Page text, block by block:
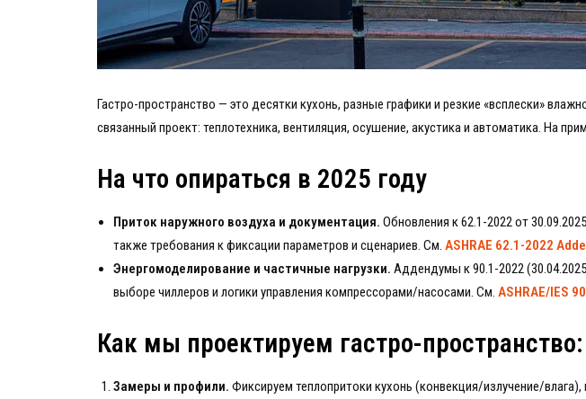
Гастро-пространство — это десятки кухонь, разные графики и резкие «всплески»
связанный проект: теплотехника, вентиляция, осушение, акустика и автоматика. На
На что опираться в 2025 году
Приток наружного воздуха и документация. Обновления к 62.1-2022 от
также требования к фиксации параметров и сценариев. См. ASHRAE 62.1-2022
Энергомоделирование и частичные нагрузки. Аддендумы к 90.1-2022
выборе чиллеров и логики управления компрессорами/насосами. См. ASHRAE/IES
Как мы проектируем гастро-
Замеры и профили. Фиксируем теплопритоки кухонь (конвекция/излучение/